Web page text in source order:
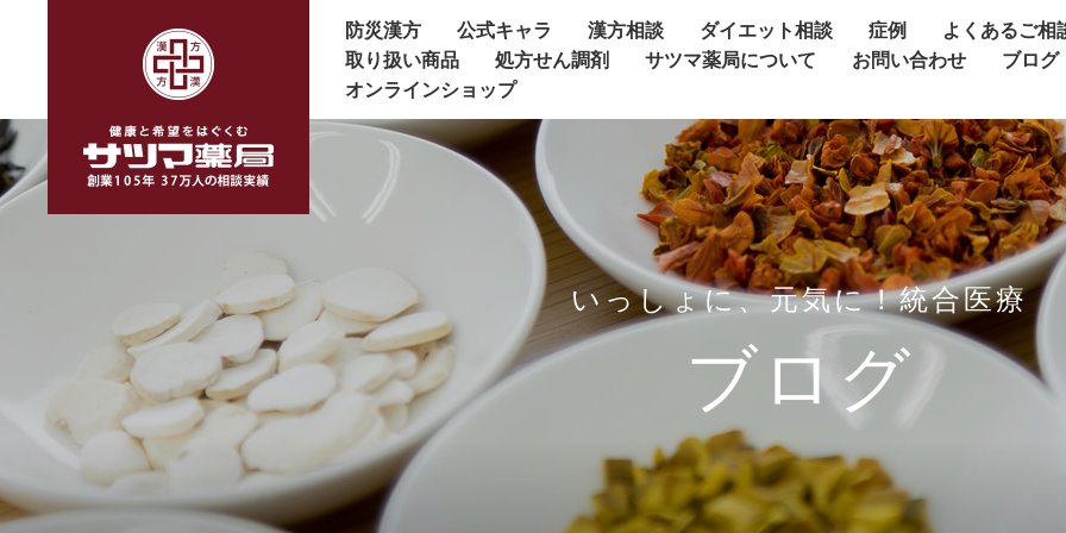
防災漢方 公式キャラ 漢方相談 ダイエット相談 症例
よくあるご相
取り扱い商品
処方せん調剤 サツマ薬局について お問い合わせ
ブログ
オンラインショップ
いっしょに、元気に！統合医療
ブログ